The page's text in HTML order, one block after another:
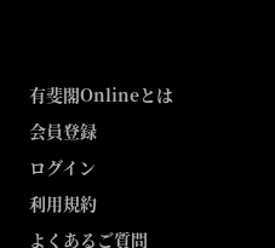
有斐閣Onlineとは
会員登録
ログイン
利用規約
よくあるご質問